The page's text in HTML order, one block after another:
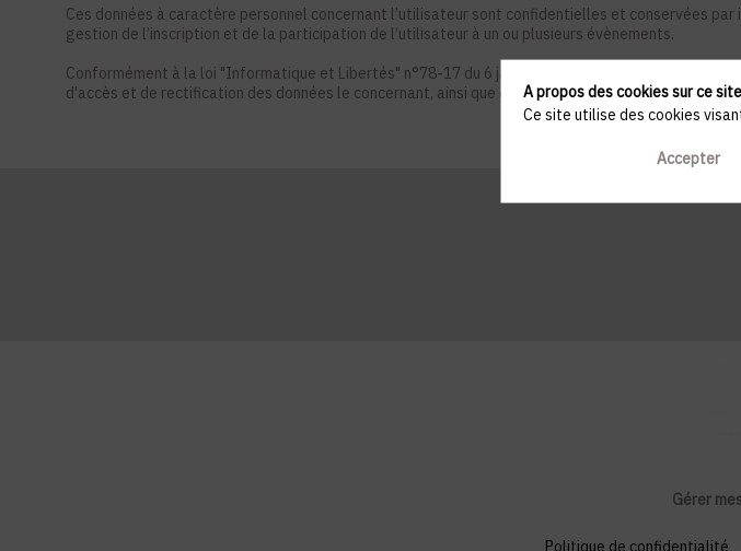
Ces données à caractère personnel concernant l’utilisateur sont confidentielles et conservées
gestion de l’inscription et de la participation de l’utilisateur à un ou plusieurs évènements.
Conformément à la loi "Informatique et Libertés" n°78-17 du 6 janvier 1978 telle que modifiée
d'accès et de rectification des données le concernant, ainsi que du droit de s’opposer à ce que
Gérer
Politique de confidentialité
A propos des cookies sur ce site
Ce site utilise des cookies
Accepter